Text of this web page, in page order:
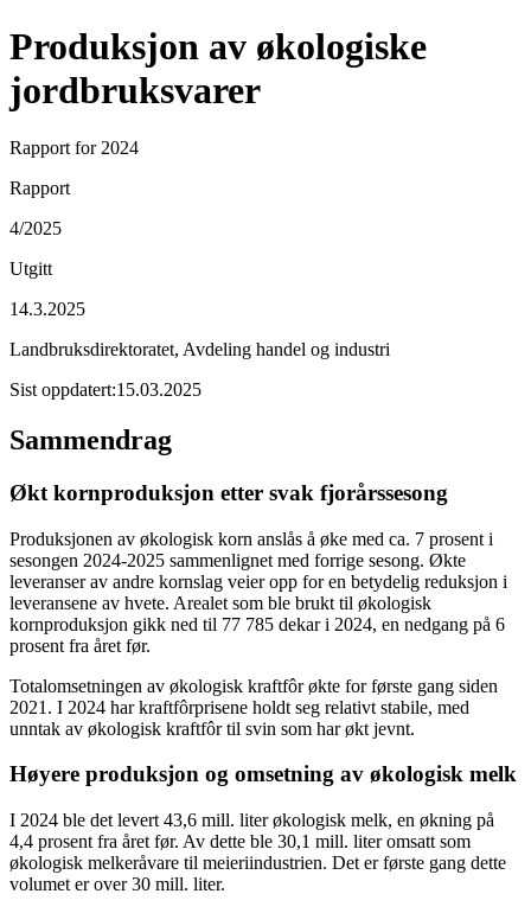
Produksjon av økologiske
jordbruksvarer
Rapport for 2024
Rapport
4/2025
Utgitt
14.3.2025
Landbruksdirektoratet, Avdeling handel og industri
Sist oppdatert:15.03.2025
Sammendrag
Økt kornproduksjon etter svak fjorårssesong
Produksjonen av økologisk korn anslås å øke med ca. 7 prosent i
sesongen 2024-2025 sammenlignet med forrige sesong. Økte
leveranser av andre kornslag veier opp for en betydelig reduksjon i
leveransene av hvete. Arealet som ble brukt til økologisk
kornproduksjon gikk ned til 77 785 dekar i 2024, en nedgang på 6
prosent fra året før.
Totalomsetningen av økologisk kraftfôr økte for første gang siden
2021. I 2024 har kraftfôrprisene holdt seg relativt stabile, med
unntak av økologisk kraftfôr til svin som har økt jevnt.
Høyere produksjon og omsetning av økologisk melk
I 2024 ble det levert 43,6 mill. liter økologisk melk, en økning på
4,4 prosent fra året før. Av dette ble 30,1 mill. liter omsatt som
økologisk melkeråvare til meieriindustrien. Det er første gang dette
volumet er over 30 mill. liter.